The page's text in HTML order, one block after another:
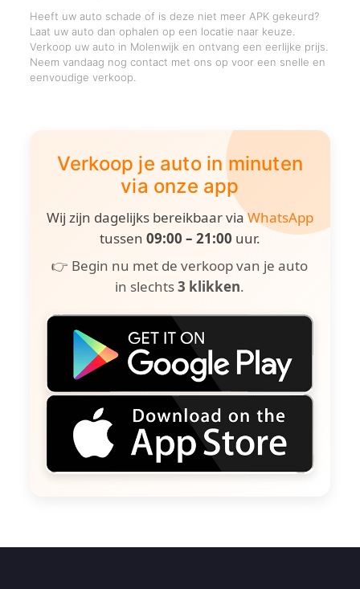
Heeft uw auto schade of is deze niet meer APK gekeurd?
Laat uw auto dan ophalen op een locatie naar keuze.
Verkoop uw auto in Molenwijk en ontvang een eerlijke prijs.
Neem vandaag nog contact met ons op voor een snelle en
eenvoudige verkoop.
Verkoop je auto in minuten
via onze app
Wij zijn dagelijks bereikbaar viaWhatsApp
tussen 09:00 – 21:00 uur.
👉 Begin nu met de verkoop van je auto
in slechts3 klikken.